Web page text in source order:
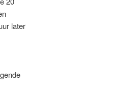
later